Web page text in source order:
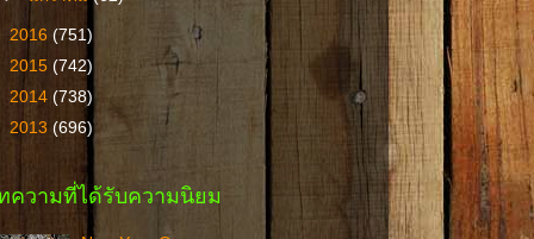
2016 (751)
2015 (742)
2014 (738)
2013 (696)
ความที่ได้รับความนิยม